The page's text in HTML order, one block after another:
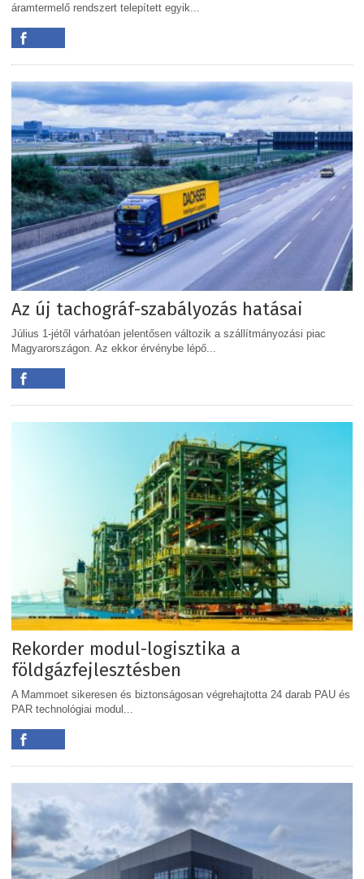
áramtermelő rendszert telepített egyik...
Az új tachográf-szabályozás hatásai
Július 1-jétől várhatóan jelentősen változik a szállítmányozási piac
Magyarországon. Az ekkor érvénybe lépő...
Rekorder modul-logisztika a
földgázfejlesztésben
A Mammoet sikeresen és biztonságosan végrehajtotta 24 darab PAU és
PAR technológiai modul...